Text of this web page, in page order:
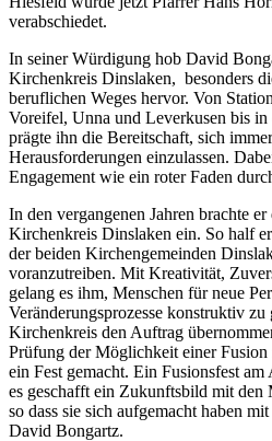
verabschiedet.
In seiner Würdigung hob David
Kirchenkreis Dinslaken, besonders
beruflichen Weges hervor. Von
Voreifel, Unna und Leverkusen bis
prägte ihn die Bereitschaft, sich
Herausforderungen einzulassen.
Engagement wie ein roter Faden
In den vergangenen Jahren brachte
Kirchenkreis Dinslaken ein. So half
der beiden Kirchengemeinden
voranzutreiben. Mit Kreativität,
gelang es ihm, Menschen für neue
Veränderungsprozesse konstruktiv
Kirchenkreis den Auftrag
Prüfung der Möglichkeit einer Fusion
ein Fest gemacht. Ein Fusionsfest am
es geschafft ein Zukunftsbild mit den
so dass sie sich aufgemacht haben
David Bongartz.